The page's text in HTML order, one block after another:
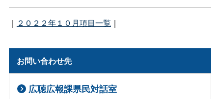
｜ ２０２２年１０月項目一覧 ｜
お問い合わせ先
広聴広報課県民対話室